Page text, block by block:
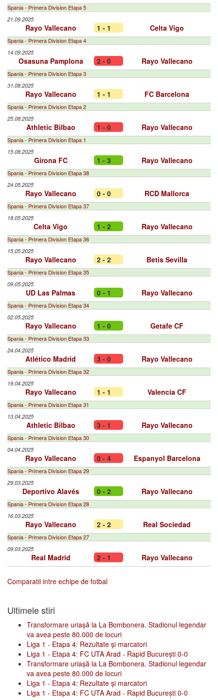
Spania - Primera Division Etapa 5
21.09.2025
Rayo Vallecano 1 - 1 Celta Vigo
Spania - Primera Division Etapa 4
14.09.2025
Osasuna Pamplona 2 - 0 Rayo Vallecano
Spania - Primera Division Etapa 3
31.08.2025
Rayo Vallecano 1 - 1 FC Barcelona
Spania - Primera Division Etapa 2
25.08.2025
Athletic Bilbao 1 - 0 Rayo Vallecano
Spania - Primera Division Etapa 1
15.08.2025
Girona FC 1 - 3 Rayo Vallecano
Spania - Primera Division Etapa 38
24.05.2025
Rayo Vallecano 0 - 0 RCD Mallorca
Spania - Primera Division Etapa 37
18.05.2025
Celta Vigo 1 - 2 Rayo Vallecano
Spania - Primera Division Etapa 36
15.05.2025
Rayo Vallecano 2 - 2 Betis Sevilla
Spania - Primera Division Etapa 35
09.05.2025
UD Las Palmas 0 - 1 Rayo Vallecano
Spania - Primera Division Etapa 34
02.05.2025
Rayo Vallecano 1 - 0 Getafe CF
Spania - Primera Division Etapa 33
24.04.2025
Atlético Madrid 3 - 0 Rayo Vallecano
Spania - Primera Division Etapa 32
19.04.2025
Rayo Vallecano 1 - 1 Valencia CF
Spania - Primera Division Etapa 31
13.04.2025
Athletic Bilbao 3 - 1 Rayo Vallecano
Spania - Primera Division Etapa 30
04.04.2025
Rayo Vallecano 0 - 4 Espanyol Barcelona
Spania - Primera Division Etapa 29
29.03.2025
Deportivo Alavés 0 - 2 Rayo Vallecano
Spania - Primera Division Etapa 28
16.03.2025
Rayo Vallecano 2 - 2 Real Sociedad
Spania - Primera Division Etapa 27
09.03.2025
Real Madrid 2 - 1 Rayo Vallecano
Comparatii intre echipe de fotbal
Ultimele stiri
Transformare uriașă la La Bombonera. Stadionul legendar
va avea peste 80.000 de locuri
Liga 1 - Etapa 4: Rezultate şi marcatori
Liga 1 - Etapa 4: FC UTA Arad - Rapid București 0-0
Transformare uriașă la La Bombonera. Stadionul legendar
va avea peste 80.000 de locuri
Liga 1 - Etapa 4: Rezultate şi marcatori
Liga 1 - Etapa 4: FC UTA Arad - Rapid București 0-0